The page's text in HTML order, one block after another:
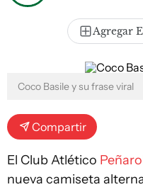
Agregar
Coco Basile y su frase viral
Compartir
El Club Atlético
nueva camiseta